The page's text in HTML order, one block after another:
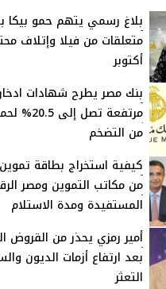
بلاغ رسمي يتهم حمو بيكا
أكتوبر
بنك مصر يطرح شهادات
مرتفعة تصل
من التضخم
من مكاتب التموين ومصر
المستفيدة ومدة الاستلام
أمير رمزي يحذر من القروض
بعد ارتفاع أزمات الديون
التعثر